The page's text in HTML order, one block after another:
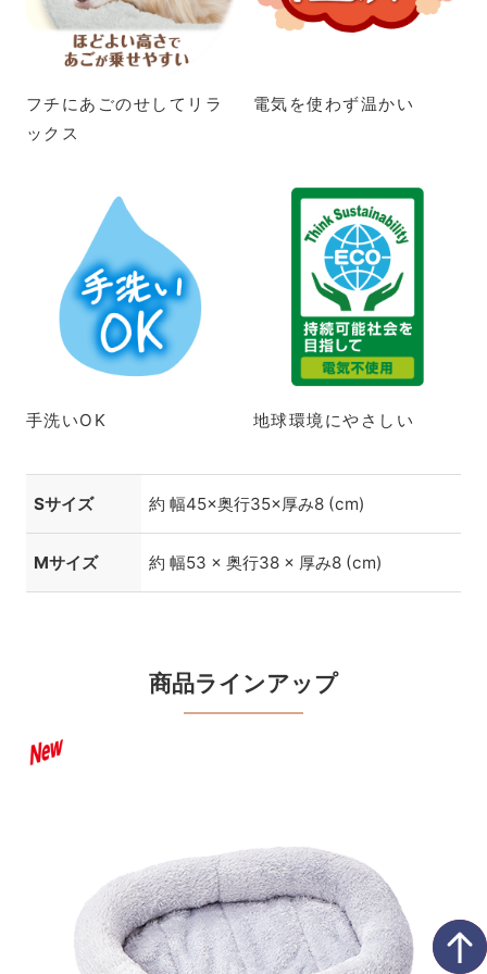
フチにあごのせしてリラ
ックス
電気を使わず温かい
手洗いOK 地球環境にやさしい
Sサイズ 約 幅45×奥行35×厚み8 (cm)
Mサイズ 約 幅53 × 奥行38 × 厚み8 (cm)
商品ラインアップ